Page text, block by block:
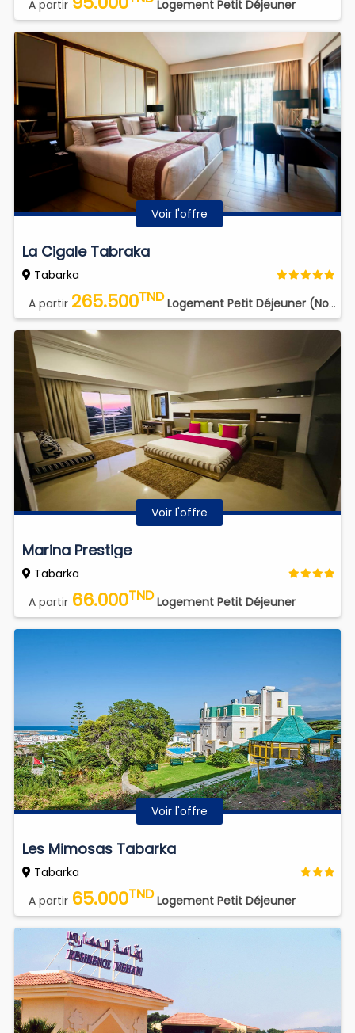
A partir Logement Petit Déjeuner
Voir l'offre
La Cigale Tabraka
Tabarka
A partir 265.500TND Logement Petit Déjeuner (Not Refundable)
Voir l'offre
Marina Prestige
Tabarka
A partir 66.000TND Logement Petit Déjeuner
Voir l'offre
Les Mimosas Tabarka
Tabarka
A partir 65.000TND Logement Petit Déjeuner